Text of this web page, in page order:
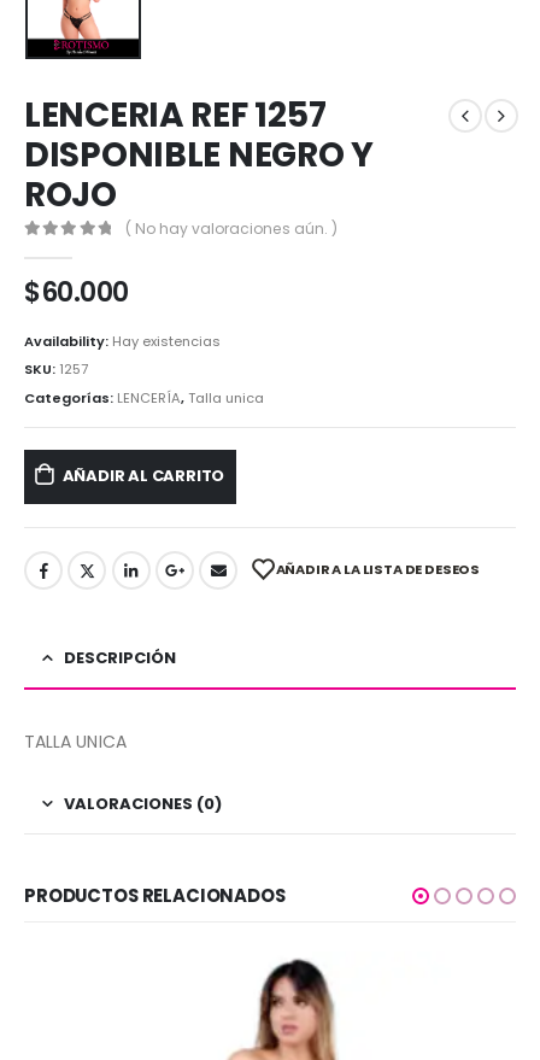
LENCERIA REF 1257
DISPONIBLE NEGRO Y
ROJO
( No hay valoraciones aún. )
$60.000
Availability: Hay existencias
SKU: 1257
Categorías: LENCERÍA,Talla unica
AÑADIR AL CARRITO
AÑADIR A LA LISTA DE DESEOS
DESCRIPCIÓN
TALLA UNICA
VALORACIONES (0)
PRODUCTOS RELACIONADOS